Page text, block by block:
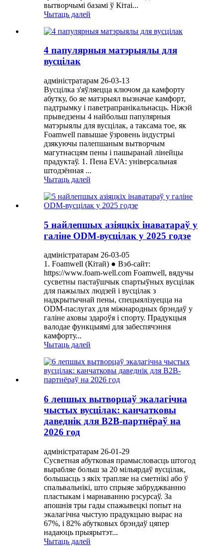
вытворчымі базамі ў Кітаі...
Чытаць далей
4 папулярныя матэрыялы для
вусцілак
адміністратарам 26-03-13
Вусцілка з'яўляецца ключом да камфорту
абутку, бо яе матэрыял вызначае камфорт,
падтрымку і паветрапранікальнасць. Ніжэй
прыведзены 4 найбольш папулярныя
матэрыялы для вусцілак, а таксама тое, як
Foamwell павышае ўзровень індустрыі
дзякуючы палепшаным вытворчым
магутнасцям пены і пашыранай лінейцы
прадуктаў. 1. Пена EVA: універсальная
штодзённая ...
Чытаць далей
5 найлепшых азіяцкіх інаватараў у
галіне ODM-вусцілак у 2025 годзе
адміністратарам 26-03-05
1. Foamwell (Кітай) ● Вэб-сайт:
https://www.foam-well.com Foamwell, вядучы
сусветны пастаўшчык спартыўных вусцілак
для пажылых людзей і вусцілак з
надкрытычнай пены, спецыялізуецца на
ODM-паслугах для міжнародных брэндаў у
галіне аховы здароўя і спорту. Прадукцыя
валодае функцыямі для забеспячэння
камфорту...
Чытаць далей
6 лепшых вытворцаў экалагічна
чыстых вусцілак: канчатковы
даведнік для B2B-партнёраў на
2026 год
адміністратарам 26-01-29
Сусветная абутковая прамысловасць штогод
вырабляе больш за 20 мільярдаў вусцілак,
большасць з якіх трапляе на сметнікі або ў
спальвальнікі, што спрыяе забруджванню
пластыкам і марнаванню рэсурсаў. За
апошнія тры гады спажывецкі попыт на
экалагічна чыстую прадукцыю вырас на
67%, і 82% абутковых брэндаў цяпер
надаюць прыярытэт...
Чытаць далей